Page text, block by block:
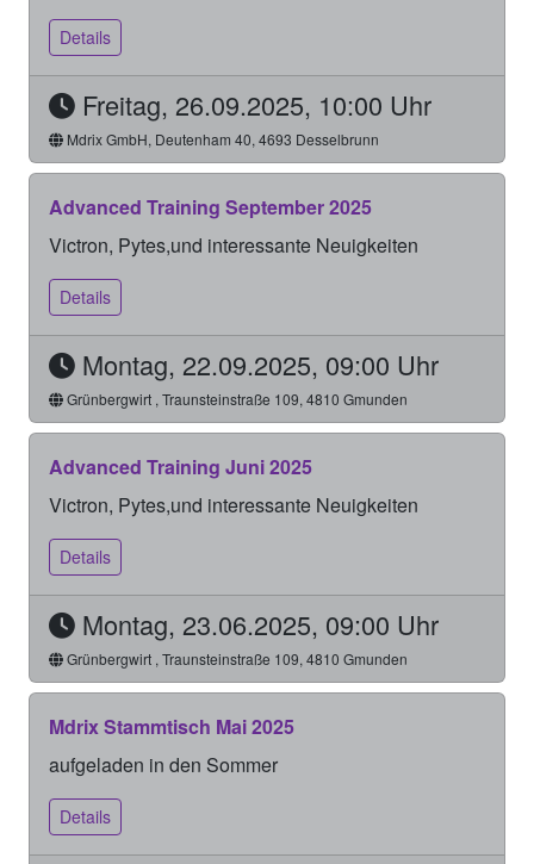
Details
Freitag, 26.09.2025, 10:00 Uhr
Mdrix GmbH, Deutenham 40, 4693 Desselbrunn
Advanced Training September 2025
Victron, Pytes,und interessante Neuigkeiten
Details
Montag, 22.09.2025, 09:00 Uhr
Grünbergwirt , Traunsteinstraße 109, 4810 Gmunden
Advanced Training Juni 2025
Victron, Pytes,und interessante Neuigkeiten
Details
Montag, 23.06.2025, 09:00 Uhr
Grünbergwirt , Traunsteinstraße 109, 4810 Gmunden
Mdrix Stammtisch Mai 2025
aufgeladen in den Sommer
Details